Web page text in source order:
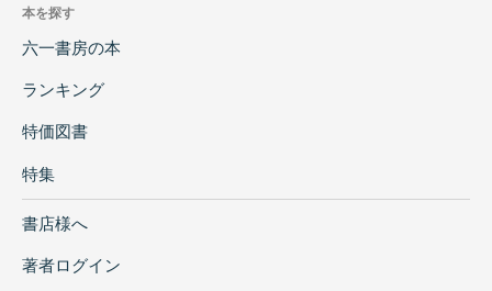
本を探す
六一書房の本
ランキング
特価図書
特集
書店様へ
著者ログイン